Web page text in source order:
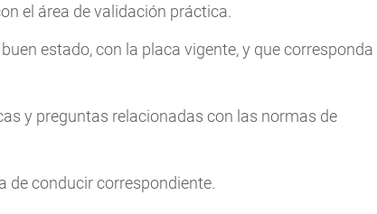
el área de validación práctica.
estado, con la placa vigente, y que corresponda
y preguntas relacionadas con las normas de
de conducir correspondiente.